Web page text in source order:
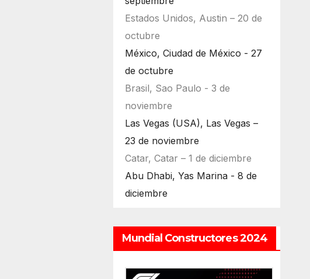
Estados Unidos, Austin – 20 de
octubre
México, Ciudad de México - 27
de octubre
Brasil, Sao Paulo - 3 de
noviembre
Las Vegas (USA), Las Vegas –
23 de noviembre
Catar, Catar – 1 de diciembre
Abu Dhabi, Yas Marina - 8 de
diciembre
Mundial Constructores 2024